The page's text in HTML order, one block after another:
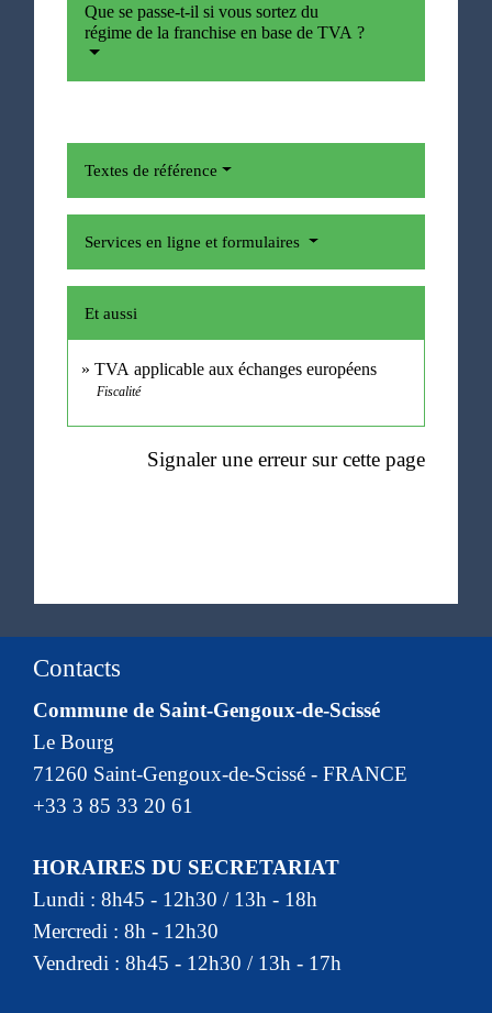
Que se passe-t-il si vous sortez du
régime de la franchise en base de TVA ?
Textes de référence
Services en ligne et formulaires
Et aussi
TVA applicable aux échanges européens
Fiscalité
Signaler une erreur sur cette page
Contacts
Commune de Saint-Gengoux-de-Scissé
Le Bourg
71260 Saint-Gengoux-de-Scissé - FRANCE
+33 3 85 33 20 61
HORAIRES DU SECRETARIAT
Lundi : 8h45 - 12h30 / 13h - 18h
Mercredi : 8h - 12h30
Vendredi : 8h45 - 12h30 / 13h - 17h